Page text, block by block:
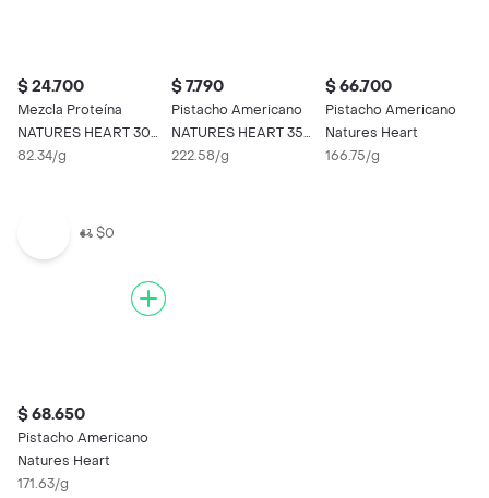
$ 24.700
Mezcla Proteína
NATURES HEART 300
gr
82.34/g
$ 7.790
Pistacho Americano
NATURES HEART 35
gr
222.58/g
$ 66.700
Pistacho Americano
Natures Heart
166.75/g
$0
$ 68.650
Pistacho Americano
Natures Heart
171.63/g